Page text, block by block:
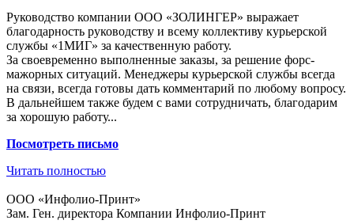
Руководство компании ООО «ЗОЛИНГЕР» выражает
благодарность руководству и всему коллективу курьерской
службы «1МИГ» за качественную работу.
За своевременно выполненные заказы, за решение форс-
мажорных ситуаций. Менеджеры курьерской службы всегда
на связи, всегда готовы дать комментарий по любому вопросу.
В дальнейшем также будем с вами сотрудничать, благодарим
за хорошую работу...
Посмотреть письмо
Читать полностью
ООО «Инфолио-Принт»
Зам. Ген. директора Компании Инфолио-Принт